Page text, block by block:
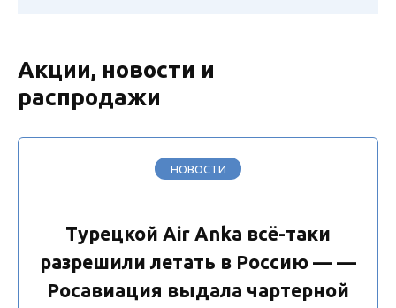
Акции, новости и
распродажи
НОВОСТИ
Турецкой Air Anka всё-таки
разрешили летать в Россию — —
Росавиация выдала чартерной